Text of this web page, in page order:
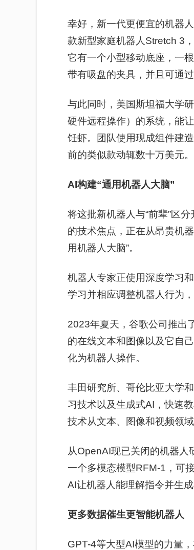
幸好，新一代更便宜的机器
款新型家庭机器人Stretch 3
它有一个小型移动底座，一
带有吸盘的夹具，并且可通
与此同时，美国斯坦福大学
硬件远程操作）的系统，能
饪虾。团队使用现成组件建
前的类似款动辄数十万美元。
AI构建“通用机器人大脑”
将这批新机器人与“前辈”区
的技术焦点，正在从昂贵机
用机器人大脑”。
机器人专家正使用深度学习
学习并相应调整机器人行为
2023年夏天，谷歌公司推
的在线文本和图像以及它自
化为机器人操作。
丰田研究所、哥伦比亚大学
习技术以及生成式AI，快速
技术从文本、图像和视频领
从OpenAI现已关闭的机器人
一个多模态模型RFM-1，可
AI让机器人能理解指令并生
更多数据催生更智能机器人
GPT-4等大型AI模型的力量